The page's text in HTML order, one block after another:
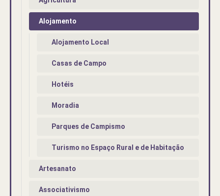
Alojamento
Alojamento Local
Casas de Campo
Hotéis
Moradia
Parques de Campismo
Turismo no Espaço Rural e de Habitação
Artesanato
Associativismo